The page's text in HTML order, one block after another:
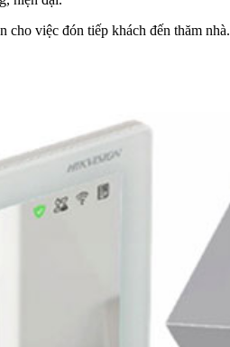
việc đón tiếp khách đến thăm nhà.